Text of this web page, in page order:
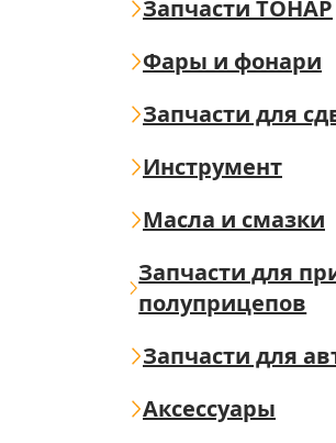
Запчасти ТОНАР
Фары и фонари
Запчасти для
Инструмент
Масла и смазки
Запчасти для
полуприцепов
Запчасти для
Аксессуары